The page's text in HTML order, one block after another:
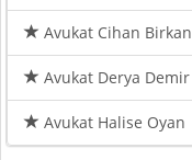
Avukat Cihan Birkan
Avukat Derya Demir
Avukat Halise Oyan